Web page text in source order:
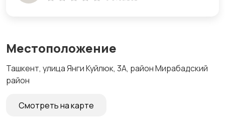
Местоположение
Ташкент, улица Янги Куйлюк, 3А, район Мирабадский
район
Смотреть на карте